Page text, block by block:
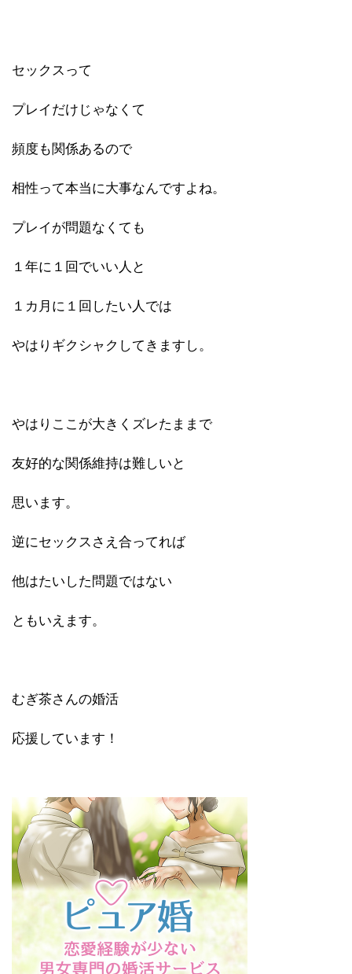
セックスって
プレイだけじゃなくて
頻度も関係あるので
相性って本当に大事なんですよね。
プレイが問題なくても
１年に１回でいい人と
１カ月に１回したい人では
やはりギクシャクしてきますし。
やはりここが大きくズレたままで
友好的な関係維持は難しいと
思います。
逆にセックスさえ合ってれば
他はたいした問題ではない
ともいえます。
むぎ茶さんの婚活
応援しています！